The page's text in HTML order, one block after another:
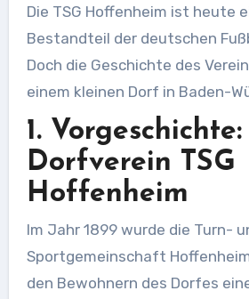
Die TSG Hoffenheim ist heute
Bestandteil der deutschen
Doch die Geschichte des
einem kleinen Dorf in Baden-
1.
Dorfverein TSG
Hoffenheim
Im Jahr 1899 wurde die Turn-
Sportgemeinschaft
den Bewohnern des Dorfes